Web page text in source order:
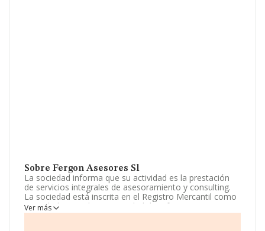
Sobre Fergon Asesores Sl
La sociedad informa que su actividad es la prestación
de servicios integrales de asesoramiento y consulting.
La sociedad está inscrita en el Registro Mercantil como
Sociedad Limitada. La actividad de referencia CNAE
corresponde a '%cnae%', cuyo Código es 7020. La
Ver más